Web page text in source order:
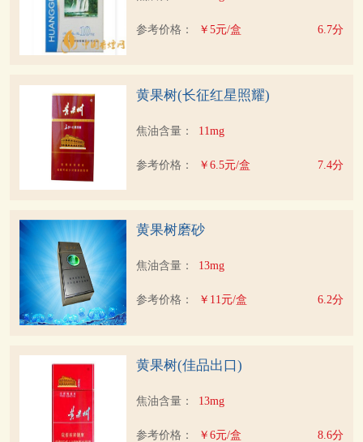
参考价格： ￥5元/盒 6.7分
黄果树(长征红星照耀)
焦油含量： 11mg
参考价格： ￥6.5元/盒 7.4分
黄果树磨砂
焦油含量： 13mg
参考价格： ￥11元/盒 6.2分
黄果树(佳品出口)
焦油含量： 13mg
参考价格： ￥6元/盒 8.6分